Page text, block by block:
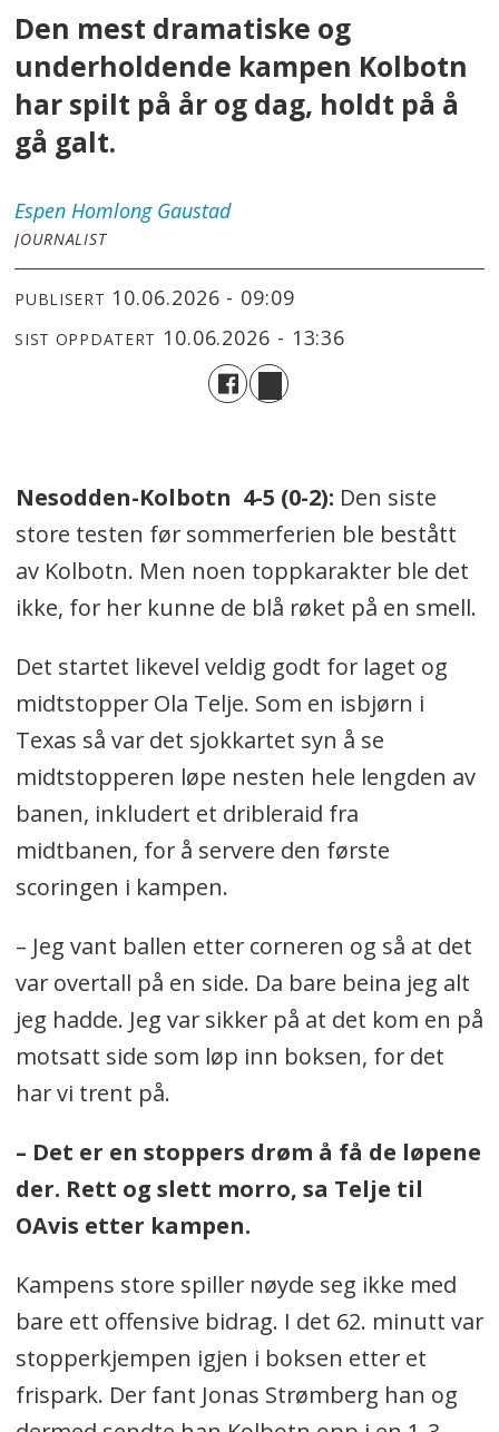
Den mest dramatiske og
underholdende kampen Kolbotn
har spilt på år og dag, holdt på å
gå galt.
Espen Homlong Gaustad
JOURNALIST
PUBLISERT 10.06.2026 - 09:09
SIST OPPDATERT 10.06.2026 - 13:36
Nesodden-Kolbotn 4-5 (0-2): Den siste
store testen før sommerferien ble bestått
av Kolbotn. Men noen toppkarakter ble det
ikke, for her kunne de blå røket på en smell.
Det startet likevel veldig godt for laget og
midtstopper Ola Telje. Som en isbjørn i
Texas så var det sjokkartet syn å se
midtstopperen løpe nesten hele lengden av
banen, inkludert et dribleraid fra
midtbanen, for å servere den første
scoringen i kampen.
– Jeg vant ballen etter corneren og så at det
var overtall på en side. Da bare beina jeg alt
jeg hadde. Jeg var sikker på at det kom en på
motsatt side som løp inn boksen, for det
har vi trent på.
– Det er en stoppers drøm å få de løpene
der. Rett og slett morro, sa Telje til
OAvis etter kampen.
Kampens store spiller nøyde seg ikke med
bare ett offensive bidrag. I det 62. minutt var
stopperkjempen igjen i boksen etter et
frispark. Der fant Jonas Strømberg han og